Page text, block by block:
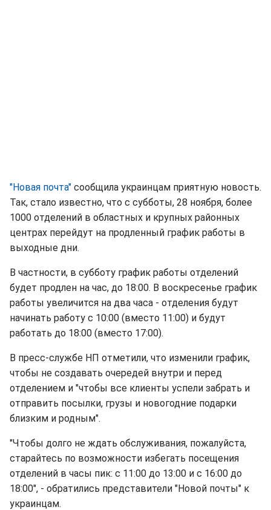
"Новая почта" сообщила украинцам приятную новость.
Так, стало известно, что с субботы, 28 ноября, более
1000 отделений в областных и крупных районных
центрах перейдут на продленный график работы в
выходные дни.
В частности, в субботу график работы отделений
будет продлен на час, до 18:00. В воскресенье график
работы увеличится на два часа - отделения будут
начинать работу с 10:00 (вместо 11:00) и будут
работать до 18:00 (вместо 17:00).
В пресс-службе НП отметили, что изменили график,
чтобы не создавать очередей внутри и перед
отделением и "чтобы все клиенты успели забрать и
отправить посылки, грузы и новогодние подарки
близким и родным".
"Чтобы долго не ждать обслуживания, пожалуйста,
старайтесь по возможности избегать посещения
отделений в часы пик: с 11:00 до 13:00 и с 16:00 до
18:00", - обратились представители "Новой почты" к
украинцам.